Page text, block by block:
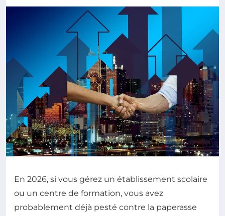
En 2026, si vous gérez un établissement scolaire
ou un centre de formation, vous avez
probablement déjà pesté contre la paperasse